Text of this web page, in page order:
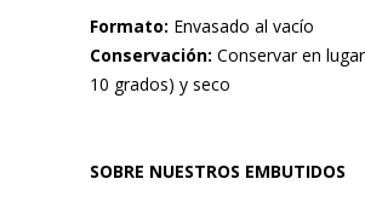
Formato: Envasado al vacío
Conservación: Conservar en
10 grados) y seco
SOBRE NUESTROS EMBUTIDOS